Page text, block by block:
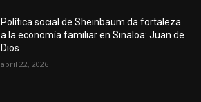
Política social de Sheinbaum da fortaleza
a la economía familiar en Sinaloa: Juan de
Dios
abril 22, 2026